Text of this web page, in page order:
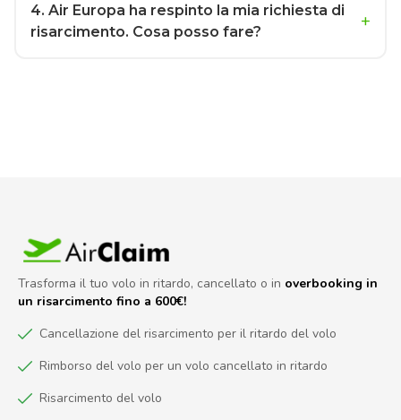
4. Air Europa ha respinto la mia richiesta di
risarcimento. Cosa posso fare?
Trasforma il tuo volo in ritardo, cancellato o in overbooking in
un risarcimento fino a 600€!
Cancellazione del risarcimento per il ritardo del volo
Rimborso del volo per un volo cancellato in ritardo
Risarcimento del volo